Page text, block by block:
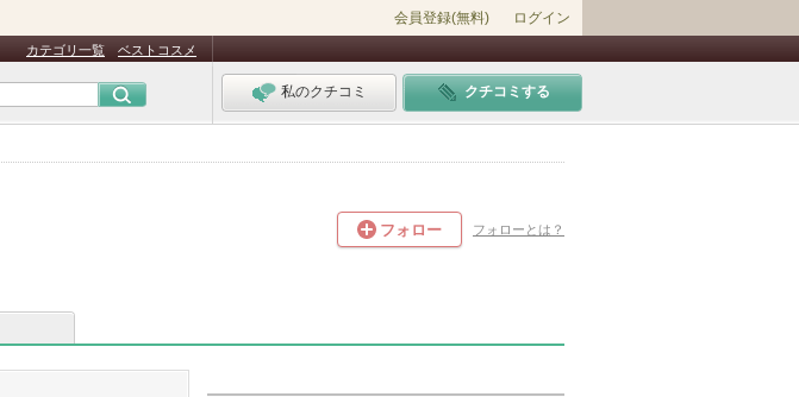
会員登録(無料) ログイン
カテゴリ一覧 ベストコスメ
私のクチコミ クチコミする
フォロー フォローとは？